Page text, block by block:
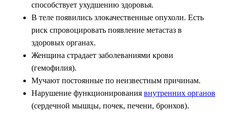
способствует ухудшению здоровья.
В теле появились злокачественные опухоли. Есть
риск спровоцировать появление метастаз в
здоровых органах.
Женщина страдает заболеваниями крови
(гемофилия).
Мучают постоянные по неизвестным причинам.
Нарушение функционирования внутренних органов
(сердечной мышцы, почек, печени, бронхов).